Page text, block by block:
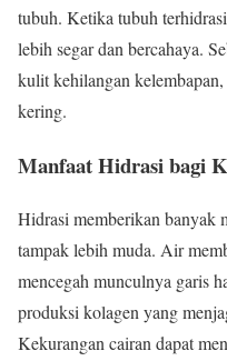
tubuh. Ketika tubuh
lebih segar dan bercahaya.
kulit kehilangan
kering.
Manfaat Hidrasi bagi
Hidrasi memberikan banyak
tampak lebih muda. Air
mencegah munculnya garis
produksi kolagen yang
Kekurangan cairan dapat